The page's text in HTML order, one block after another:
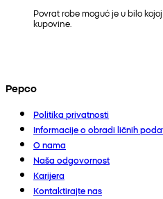
Povrat robe moguć je u bilo
kupovine.
Pepco
Politika privatnosti
Informacije o obradi ličnih
O nama
Naša odgovornost
Karijera
Kontaktirajte nas